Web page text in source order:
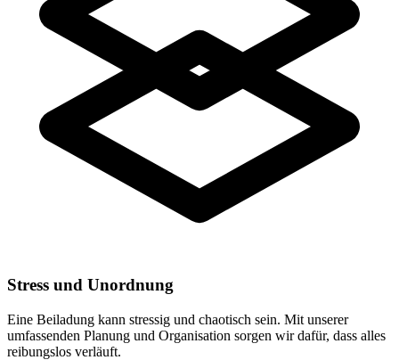
Stress und Unordnung
Eine Beiladung kann stressig und chaotisch sein. Mit unserer
umfassenden Planung und Organisation sorgen wir dafür, dass alles
reibungslos verläuft.